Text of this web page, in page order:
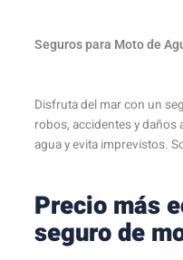
Seguros para Moto de
Disfruta del mar con un
robos, accidentes y
agua y evita imprevistos.
Precio más
seguro de